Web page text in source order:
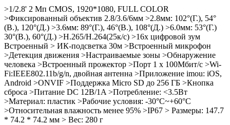
>1/2.8' 2 Мп CMOS, 1920*1080, FULL COLOR
>Фиксированный объектив 2.8/3.6/6мм >2.8мм: 102°(Г.), 54°
(В.), 120°(Д.) >3.6мм: 89°(Г.), 46°(В.), 108°(Д.) >6.0мм: 53°(Г.)
30°(В.), 60°(Д.) >H.265/H.264(25к/с) >16x цифровой зум
Встроенный > ИК-подсветка 30м >Встроенный микрофон
>Детекция движения >Настраиваемые зоны >Обнаружение
человека >Встроенный прожектор >Порт 1 x 100Мбит/с >Wi-
Fi:IEEE802.11b/g/n, двойная антенна >Приложение imou: iOS,
Android >ONVIF >Поддержка Micro SD до 256 ГБ >Кнопка
сброса >Питание DC 12В/1A >Потребление: <3.5Вт
>Материал: пластик >Рабочие условия: -30°C~+60°C
>Относительная влажность менее 95% >IP67 > Размеры: 147.7
* 74.2 * 74.2 мм > Вес: 280 г